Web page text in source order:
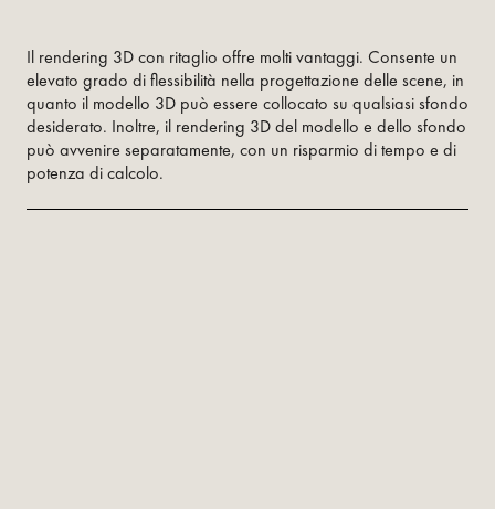
Il rendering 3D con ritaglio offre molti vantaggi. Consente un
elevato grado di flessibilità nella progettazione delle scene, in
quanto il modello 3D può essere collocato su qualsiasi sfondo
desiderato. Inoltre, il rendering 3D del modello e dello sfondo
può avvenire separatamente, con un risparmio di tempo e di
potenza di calcolo.